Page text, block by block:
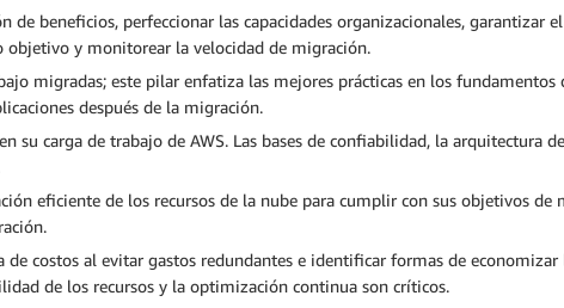
de beneficios, perfeccionar las capacidades organizacionales, garantizar
y monitorear la velocidad de migración.
migradas; este pilar enfatiza las mejores prácticas en los
después de la migración.
su carga de trabajo de AWS. Las bases de confiabilidad, la arquitectura
eficiente de los recursos de la nube para cumplir con sus objetivos
de costos al evitar gastos redundantes e identificar formas de
de los recursos y la optimización continua son críticos.